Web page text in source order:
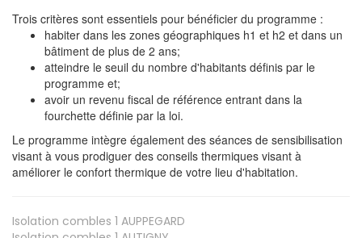
Trois critères sont essentiels pour bénéficier du programme :
habiter dans les zones géographiques h1 et h2 et dans un
bâtiment de plus de 2 ans;
atteindre le seuil du nombre d'habitants définis par le
programme et;
avoir un revenu fiscal de référence entrant dans la
fourchette définie par la loi.
Le programme intègre également des séances de sensibilisation
visant à vous prodiguer des conseils thermiques visant à
améliorer le confort thermique de votre lieu d'habitation.
Isolation combles 1 AUPPEGARD